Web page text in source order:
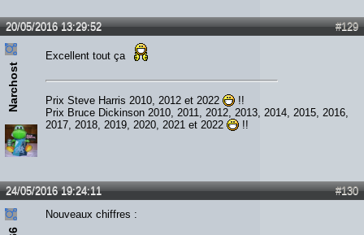
#129
20/05/2016 13:29:52
Narchost
Excellent tout ça
Prix Steve Harris 2010, 2012 et 2022
!!
Prix Bruce Dickinson 2010, 2011, 2012, 2013, 2014, 2015, 2016,
2017, 2018, 2019, 2020, 2021 et 2022
!!
#130
24/05/2016 19:24:11
Nouveaux chiffres :